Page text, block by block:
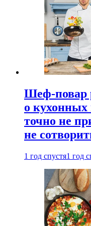
Шеф-повар
о кухонных
точно не
не
1 год спустя1 год